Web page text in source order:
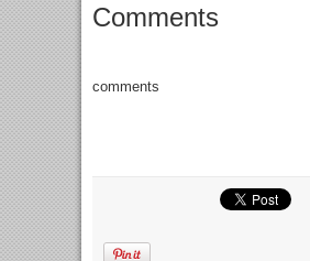
Comments
comments